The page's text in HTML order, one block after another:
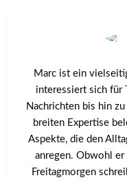
Marc ist ein
interessiert sich für
Nachrichten bis hin
breiten Expertise
Aspekte, die den
anregen. Obwohl
Freitagmorgen